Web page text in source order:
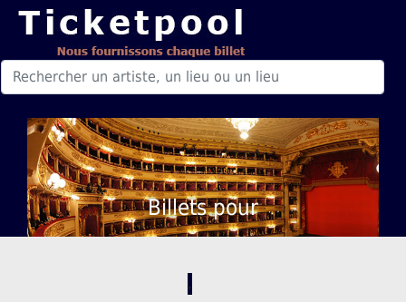
Billets pour
,